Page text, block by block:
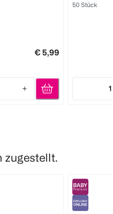
€ 5,99
50 Stück
1
Quantity: 1
zugestellt.